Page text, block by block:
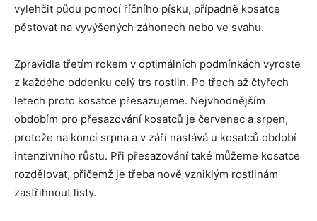
vylehčit půdu pomocí říčního písku, případně kosatce
pěstovat na vyvýšených záhonech nebo ve svahu.
Zpravidla třetím rokem v optimálních podmínkách vyroste
z každého oddenku celý trs rostlin. Po třech až čtyřech
letech proto kosatce přesazujeme. Nejvhodnějším
obdobím pro přesazování kosatců je červenec a srpen,
protože na konci srpna a v září nastává u kosatců období
intenzivního růstu. Při přesazování také můžeme kosatce
rozdělovat, přičemž je třeba nově vzniklým rostlinám
zastřihnout listy.